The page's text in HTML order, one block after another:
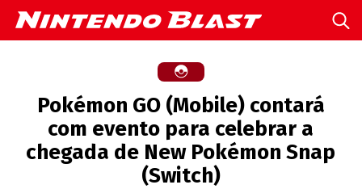
Pokémon GO (Mobile) contará
com evento para celebrar a
chegada de New Pokémon Snap
(Switch)